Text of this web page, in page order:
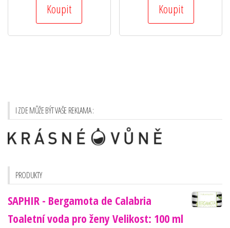
Koupit Koupit
I ZDE MŮŽE BÝT VAŠE REKLAMA :
PRODUKTY
SAPHIR - Bergamota de Calabria
Toaletní voda pro ženy Velikost: 100 ml